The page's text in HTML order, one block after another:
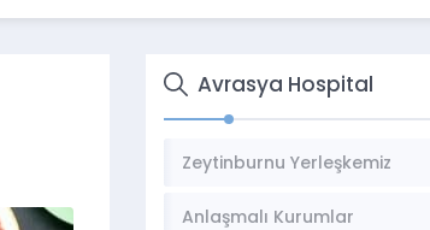
Avrasya Hospital
Zeytinburnu Yerleşkemiz
Anlaşmalı Kurumlar